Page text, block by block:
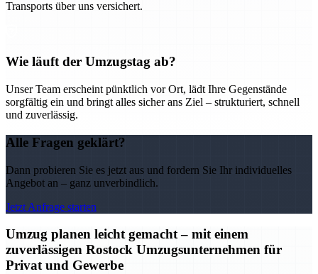
Transports über uns versichert.
Wie läuft der Umzugstag ab?
Unser Team erscheint pünktlich vor Ort, lädt Ihre Gegenstände
sorgfältig ein und bringt alles sicher ans Ziel – strukturiert, schnell
und zuverlässig.
Alle Fragen geklärt?
Dann probieren Sie es jetzt aus und fordern Sie Ihr individuelles
Angebot an – ganz unverbindlich.
Jetzt Anfrage starten
Umzug planen leicht gemacht – mit einem
zuverlässigen Rostock Umzugsunternehmen für
Privat und Gewerbe